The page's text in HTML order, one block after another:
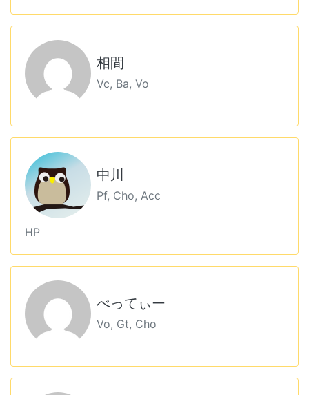
相間
Vc, Ba, Vo
中川
Pf, Cho, Acc
HP
べってぃー
Vo, Gt, Cho